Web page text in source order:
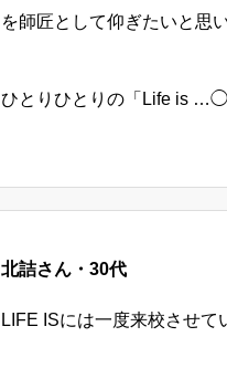
を師匠として仰ぎたいと思
ひとりひとりの「Life is
北詰さん・30代
LIFE ISには一度来校させて